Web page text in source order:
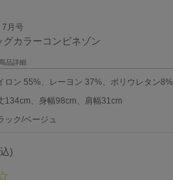
7月号
グカラーコンビネゾン
商品詳細
ロン 55%、レーヨン 37%、ポリウレタン8%
134cm、身幅98cm、肩幅31cm
ック/ベージュ
)